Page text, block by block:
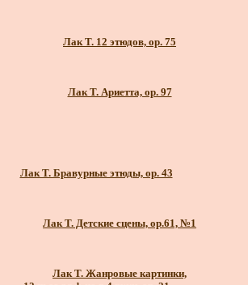
Лак Т. 12 этюдов, ор. 75
Лак Т. Ариетта, ор. 97
Лак Т. Бравурные этюды, ор. 43
Лак Т. Детские сцены, ор.61, №1
Лак Т. Жанровые картинки,